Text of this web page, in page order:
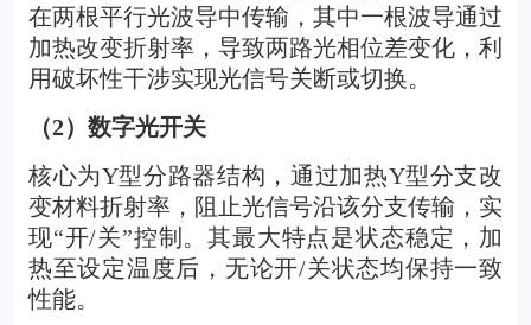
在两根平行光波导中传输，其中一根波导通过
加热改变折射率，导致两路光相位差变化，利
用破坏性干涉实现光信号关断或切换。
（2）数字光开关
核心为Y型分路器结构，通过加热Y型分支改
变材料折射率，阻止光信号沿该分支传输，实
现“开/关”控制。其最大特点是状态稳定，加
热至设定温度后，无论开/关状态均保持一致
性能。